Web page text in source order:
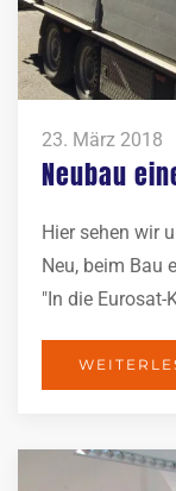
23. März 2018
Neubau
Hier sehen wir
Neu, beim Bau
"In die